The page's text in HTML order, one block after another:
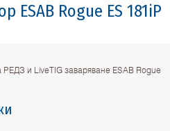
ESAB Rogue ES 181iP
и LiveTIG заваряване ESAB Rogue